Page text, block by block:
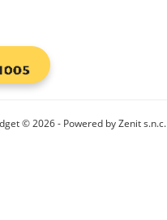
© 2026 - Powered by Zenit s.n.c.